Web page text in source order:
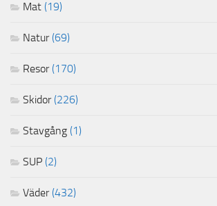
Mat (19)
Natur(69)
Resor(170)
Skidor(226)
Stavgång (1)
SUP (2)
Väder(432)